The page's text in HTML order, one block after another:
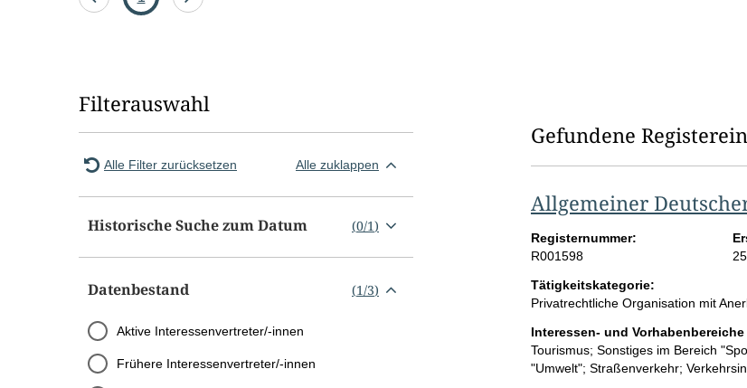
Filterauswahl
Alle Filter zurücksetzen Alle zuklappen
Historische Suche zum Datum (0/1)
Datenbestand (1/3)
Aktive Interessenvertreter/-innen
Frühere Interessenvertreter/-innen
Gefundene
Allgemeiner
Registernummer:
R001598
Tätigkeitskategorie:
Privatrechtliche Organisation mit
Interessen- und Vorhabenbereiche
Tourismus; Sonstiges im Bereich
"Umwelt"; Straßenverkehr;